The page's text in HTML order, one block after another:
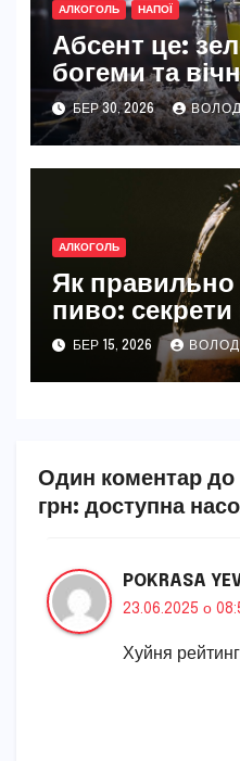
АЛКОГОЛЬ НАПОЇ
Абсент це:
богеми та
БЕР 30, 2026
АЛКОГОЛЬ
Як правильно
пиво: секрети
таБЕР 15, 2026
Один коментар
грн: доступна
POKRASA
23.06.2025 о
Хуйня рейтинг